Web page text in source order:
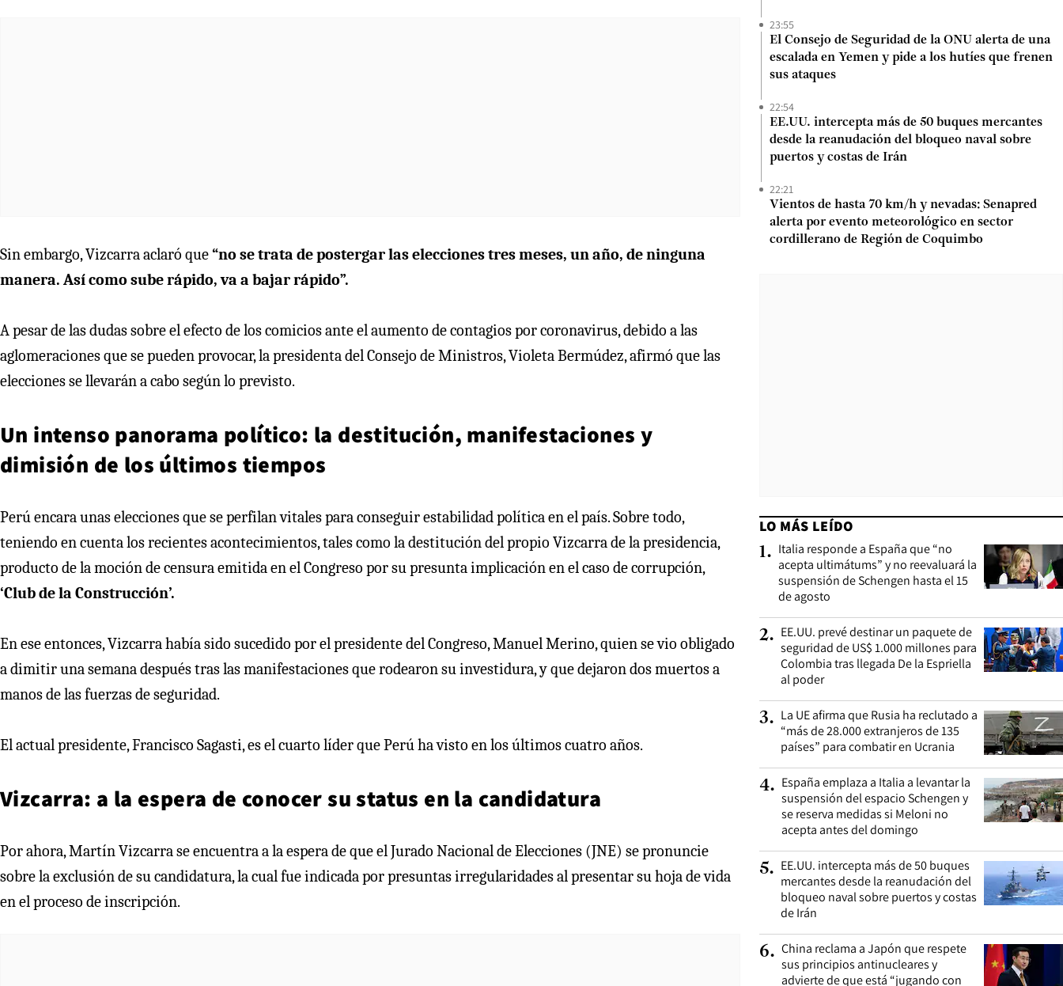
Sin embargo, Vizcarra aclaró que“no se trata de postergar las elecciones tres meses, un año, de ninguna
manera. Así como sube rápido, va a bajar rápido”.
A pesar de las dudas sobre el efecto de los comicios ante el aumento de contagios por coronavirus, debido a las
aglomeraciones que se pueden provocar, la presidenta del Consejo de Ministros, Violeta Bermúdez, afirmó que las
elecciones se llevarán a cabo según lo previsto.
Un intenso panorama político: la destitución, manifestaciones y
dimisión de los últimos tiempos
Perú encara unas elecciones que se perfilan vitales para conseguir estabilidad política en el país. Sobre todo,
teniendo en cuenta los recientes acontecimientos, tales como la destitución del propio Vizcarra de la presidencia,
producto de la moción de censura emitida en el Congreso por su presunta implicación en el caso de corrupción,
‘Club de la Construcción’.
En ese entonces, Vizcarra había sido sucedido por el presidente del Congreso, Manuel Merino, quien se vio obligado
a dimitir una semana después tras las manifestaciones que rodearon su investidura, y que dejaron dos muertos a
manos de las fuerzas de seguridad.
El actual presidente, Francisco Sagasti, es el cuarto líder que Perú ha visto en los últimos cuatro años.
Vizcarra: a la espera de conocer su status en la candidatura
Por ahora, Martín Vizcarra se encuentra a la espera de que el Jurado Nacional de Elecciones (JNE) se pronuncie
sobre la exclusión de su candidatura, la cual fue indicada por presuntas irregularidades al presentar su hoja de vida
en el proceso de inscripción.
23:55
El Consejo de Seguridad de la ONU alerta de una
escalada en Yemen y pide a los hutíes que frenen
sus ataques
22:54
EE.UU. intercepta más de 50 buques mercantes
desde la reanudación del bloqueo naval sobre
puertos y costas de Irán
22:21
Vientos de hasta 70 km/h y nevadas: Senapred
alerta por evento meteorológico en sector
cordillerano de Región de Coquimbo
LO MÁS LEÍDO
1. Italia responde a España que “no
acepta ultimátums” y no reevaluará la
suspensión de Schengen hasta el 15
de agosto
2. EE.UU. prevé destinar un paquete de
seguridad de US$ 1.000 millones para
Colombia tras llegada De la Espriella
al poder
3. La UE afirma que Rusia ha reclutado a
“más de 28.000 extranjeros de 135
países” para combatir en Ucrania
4. España emplaza a Italia a levantar la
suspensión del espacio Schengen y
se reserva medidas si Meloni no
acepta antes del domingo
5. EE.UU. intercepta más de 50 buques
mercantes desde la reanudación del
bloqueo naval sobre puertos y costas
de Irán
6. China reclama a Japón que respete
sus principios antinucleares y
advierte de que está “jugando con